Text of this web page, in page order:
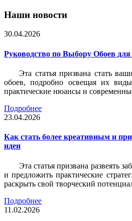
Наши новости
30.04.2026
Руководство по Выбору Обоев
Эта статья призвана стать
обоев, подробно освещая их
практические нюансы и
Подробнее
23.04.2026
Как стать более креативным и
идеи
Эта статья призвана развеять
и предложить практические
раскрыть свой творческий
Подробнее
11.02.2026